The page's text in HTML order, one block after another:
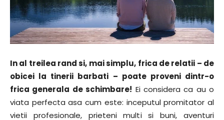
In al treilea rand si, mai simplu, frica de relatii – de
obicei la tinerii barbati – poate proveni dintr-o
frica generala de schimbare! Ei considera ca au o
viata perfecta asa cum este: inceputul promitator al
vietii profesionale, prieteni multi si buni, aventuri